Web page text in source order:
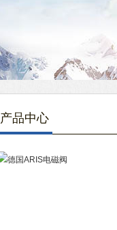
产品中心